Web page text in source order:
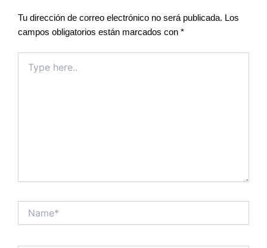
Tu dirección de correo electrónico no será publicada. Los
campos obligatorios están marcados con *
here..